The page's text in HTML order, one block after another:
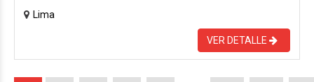
Lima
VER DETALLE